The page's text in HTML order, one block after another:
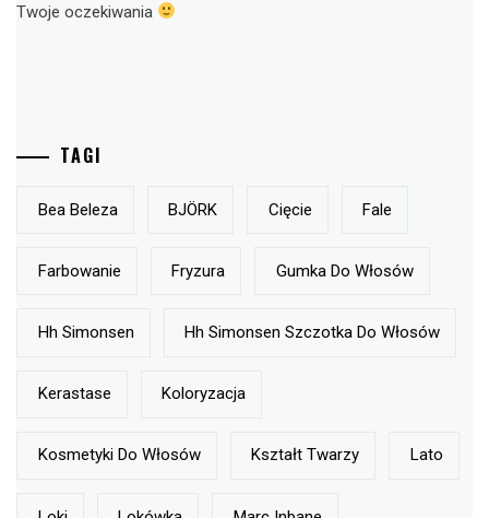
Twoje oczekiwania
TAGI
Bea Beleza BJÖRK Cięcie Fale
Farbowanie Fryzura Gumka Do Włosów
Hh Simonsen Hh Simonsen Szczotka Do Włosów
Kerastase Koloryzacja
Kosmetyki Do Włosów Kształt Twarzy Lato